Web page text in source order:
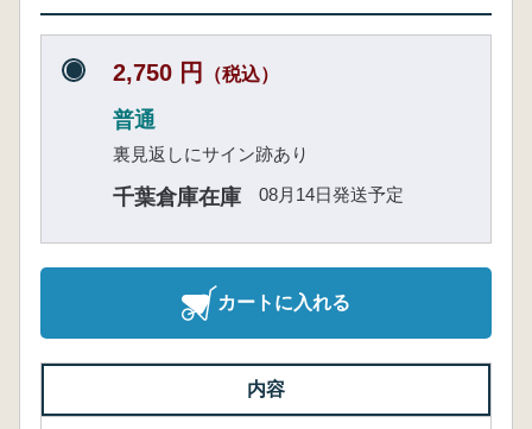
2,750 円 （税込）
普通
裏見返しにサイン跡あり
千葉倉庫在庫 08月14日発送予定
カートに入れる
内容